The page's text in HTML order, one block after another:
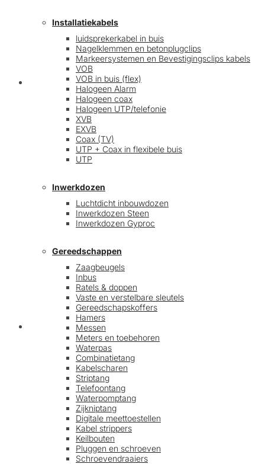
Mijn account
Afrekenen
Installatiekabels
luidsprekerkabel in buis
Nagelklemmen en betonplugclips
Markeersystemen en Bevestigingsclips kabels
VOB
VOB in buis (flex)
Halogeen Alarm
Halogeen coax
Halogeen UTP/telefonie
XVB
EXVB
Coax (TV)
UTP + Coax in flexibele buis
UTP
Inwerkdozen
Luchtdicht inbouwdozen
Inwerkdozen Steen
Inwerkdozen Gyproc
Gereedschappen
Zaagbeugels
Inbus
Ratels & doppen
Vaste en verstelbare sleutels
Gereedschapskoffers
Hamers
Messen
Meters en toebehoren
Waterpas
Combinatietang
Kabelscharen
Striptang
Telefoontang
Waterpomptang
Zijkniptang
Digitale meettoestellen
Kabel strippers
Keilbouten
Pluggen en schroeven
Schroevendraaiers